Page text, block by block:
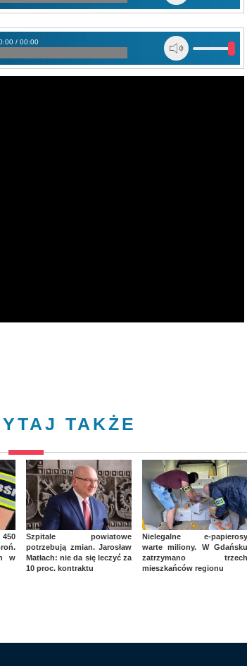
/ 00:00
TAKŻE
w
Szpitale powiatowe
potrzebują zmian. Jarosław
Matłach: nie da się leczyć za
10 proc. kontraktu
Nielegalne e-papierosy
warte miliony. W Gdańsku
zatrzymano trzech
mieszkańców regionu